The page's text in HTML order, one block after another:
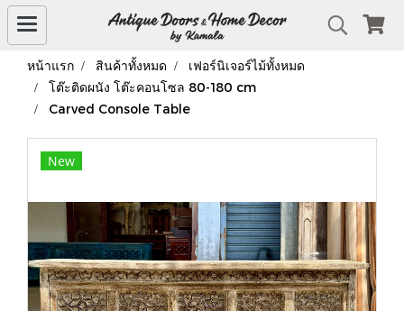
หน้าแรก สินค้าทั้งหมด
เฟอร์นิเจอร์ไม้ทั้งหมด
โต๊ะติดผนัง โต๊ะคอนโซล 80-180 cm
Carved Console Table
New